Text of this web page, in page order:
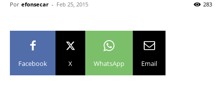
Por efonsecar - Feb 25, 2015 283
Facebook X WhatsApp Email